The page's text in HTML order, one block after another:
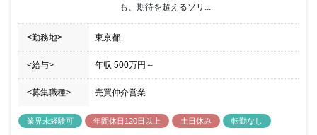
も、期待を超えるソリ...
<勤務地> 東京都
<給与> 年収 500万円 ～
<募集職種> 売買仲介営業
業界未経験可 年間休日120日以上 土日休み 転勤なし